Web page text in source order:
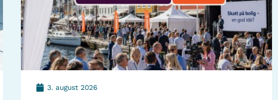
3. august 2026